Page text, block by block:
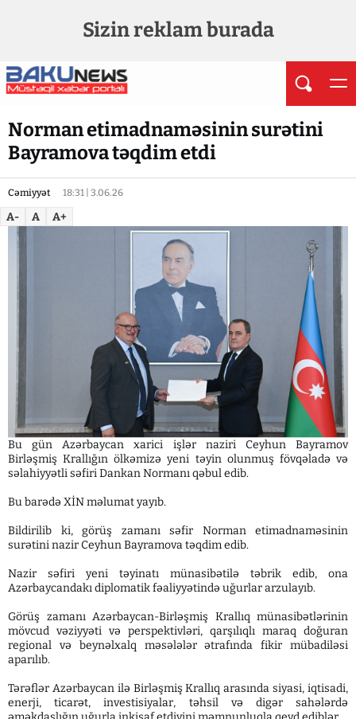
Sizin reklam burada
Norman etimadnaməsinin surətini
Bayramova təqdim etdi
Cəmiyyət 18:31 | 3.06.26
A- A A+
Bu gün Azərbaycan xarici işlər naziri Ceyhun Bayramov
Birləşmiş Krallığın ölkəmizə yeni təyin olunmuş fövqəladə və
səlahiyyətli səfiri Dankan Normanı qəbul edib.
Bu barədə XİN məlumat yayıb.
Bildirilib ki, görüş zamanı səfir Norman etimadnaməsinin
surətini nazir Ceyhun Bayramova təqdim edib.
Nazir səfiri yeni təyinatı münasibətilə təbrik edib, ona
Azərbaycandakı diplomatik fəaliyyətində uğurlar arzulayıb.
Görüş zamanı Azərbaycan-Birləşmiş Krallıq münasibətlərinin
mövcud vəziyyəti və perspektivləri, qarşılıqlı maraq doğuran
regional və beynəlxalq məsələlər ətrafında fikir mübadiləsi
aparılıb.
Tərəflər Azərbaycan ilə Birləşmiş Krallıq arasında siyasi, iqtisadi,
enerji, ticarət, investisiyalar, təhsil və digər sahələrdə